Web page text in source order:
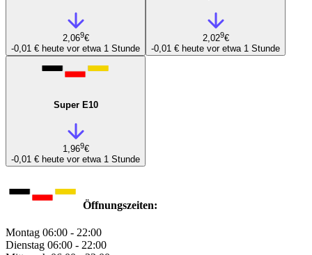
2,069€
-0,01 € heute vor etwa 1 Stunde
2,029€
-0,01 € heute vor etwa 1 Stunde
Super E10
1,969€
-0,01 € heute vor etwa 1 Stunde
Öffnungszeiten:
Montag 06:00 - 22:00
Dienstag 06:00 - 22:00